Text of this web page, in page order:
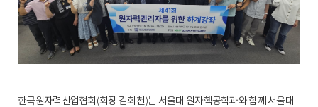
한국원자력산업협회(회장 김회천)는 서울대 원자핵공학과와 함께 서울대